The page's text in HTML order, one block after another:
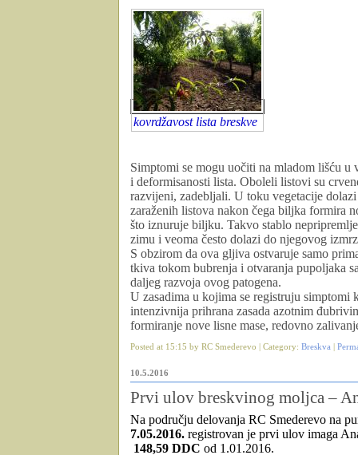
kovrdžavost lista breskve
Simptomi se mogu uočiti na mladom lišću
i deformisanosti lista. Oboleli listovi su
razvijeni, zadebljali. U toku vegetacije
zaraženih listova nakon čega biljka formira
što iznuruje biljku. Takvo stablo
zimu i veoma često dolazi do njegovog
S obzirom da ova gljiva ostvaruje samo
tkiva tokom bubrenja i otvaranja pupoljaka
daljeg razvoja ovog patogena.
U zasadima u kojima se registruju simptomi
intenzivnija prihrana zasada azotnim
formiranje nove lisne mase, redovno
Posted at 15:15 by RC Smederevo | Category: Breskva
10.5.2016
Prvi ulov breskvinog moljca –
Na području delovanja RC Smederevo na
7.05.2016. registrovan je prvi ulov imaga
148,59 DDC od 1.01.2016.